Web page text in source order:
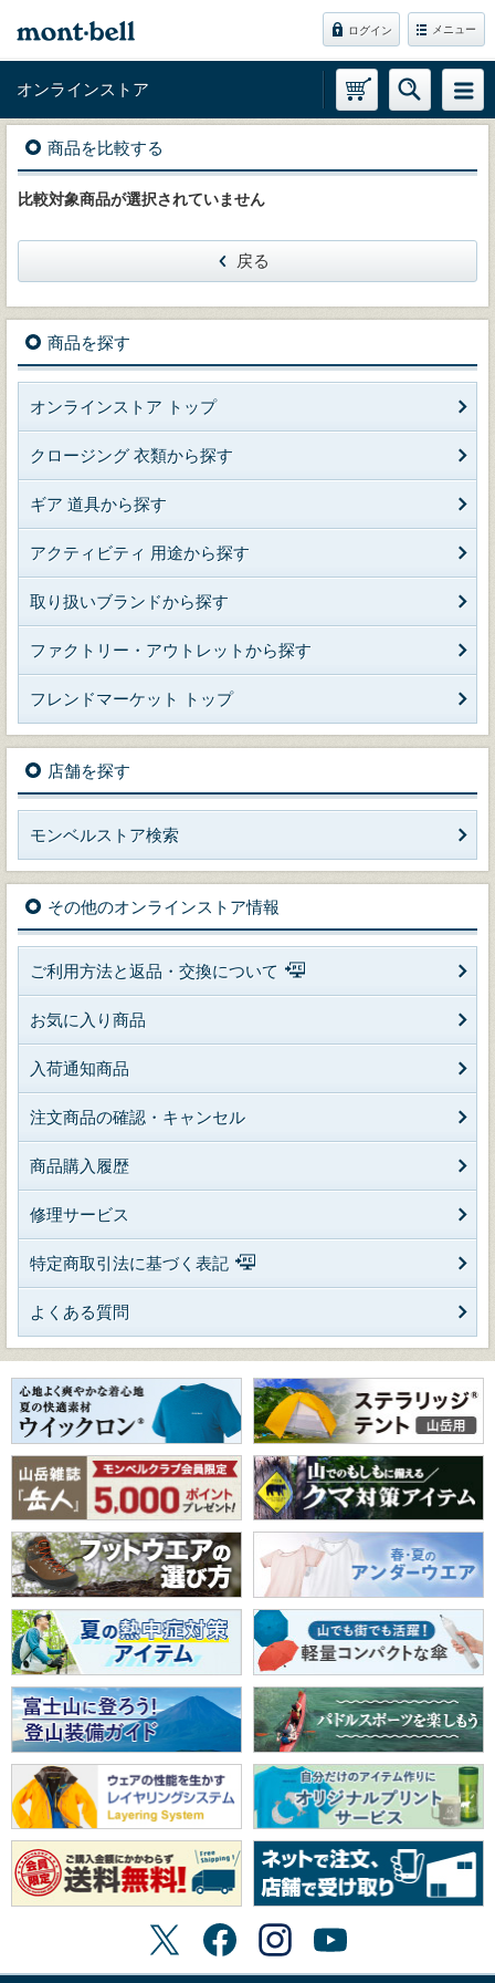
ログイン メニュー
オンラインストア
商品を比較する
比較対象商品が選択されていません
戻る
商品を探す
オンラインストア トップ
クロージング 衣類から探す
ギア 道具から探す
アクティビティ 用途から探す
取り扱いブランドから探す
ファクトリー・アウトレットから探す
フレンドマーケット トップ
店舗を探す
モンベルストア検索
その他のオンラインストア情報
ご利用方法と返品・交換について
お気に入り商品
入荷通知商品
注文商品の確認・キャンセル
商品購入履歴
修理サービス
特定商取引法に基づく表記
よくある質問